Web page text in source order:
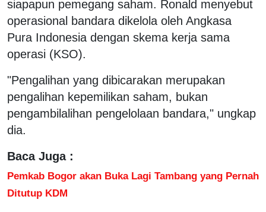
siapapun pemegang saham. Ronald menyebut
operasional bandara dikelola oleh Angkasa
Pura Indonesia dengan skema kerja sama
operasi (KSO).
"Pengalihan yang dibicarakan merupakan
pengalihan kepemilikan saham, bukan
pengambilalihan pengelolaan bandara," ungkap
dia.
Baca Juga :
Pemkab Bogor akan Buka Lagi Tambang yang Pernah
Ditutup KDM